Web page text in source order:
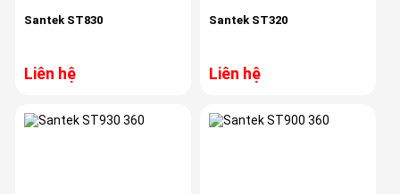
Santek ST830
Liên hệ
Santek ST320
Liên hệ